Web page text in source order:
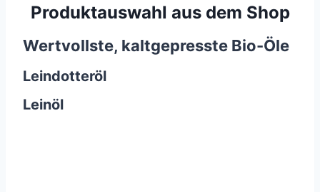
Produktauswahl aus dem Shop
Wertvollste, kaltgepresste Bio-Öle
Leindotteröl
Leinöl